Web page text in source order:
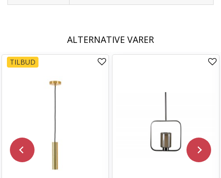
ALTERNATIVE VARER
TILBUD